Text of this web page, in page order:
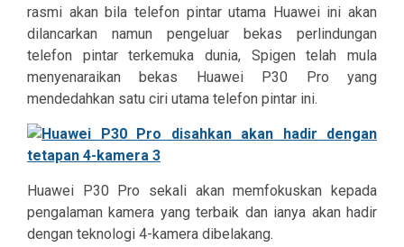
rasmi akan bila telefon pintar utama Huawei ini akan
dilancarkan namun pengeluar bekas perlindungan
telefon pintar terkemuka dunia, Spigen telah mula
menyenaraikan bekas Huawei P30 Pro yang
mendedahkan satu ciri utama telefon pintar ini.
Huawei P30 Pro sekali akan memfokuskan kepada
pengalaman kamera yang terbaik dan ianya akan hadir
dengan teknologi 4-kamera dibelakang.